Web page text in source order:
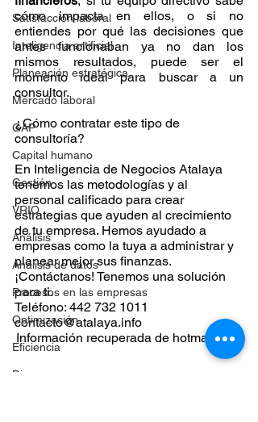
Satisfacción laboral
Inteligencia artificial
Planeación estratégica
Mercado laboral
GAP
Capital humano
Gestión
VRIO
Análisis
Análisis de datos
Procesos en las empresas
Optimización
Eficiencia
Diagramas
cómo impacta en ellos, o si no
entiendes por qué las decisiones que
antes funcionaban ya no dan los
mismos resultados, puede ser el
momento ideal para buscar a un
consultor.
¿Cómo contratar este tipo de
consultoría?
En Inteligencia de Negocios Atalaya
tenemos las metodologías y al
personal calificado para crear
estrategias que ayuden al crecimiento
de tu empresa. Hemos ayudado a
empresas como la tuya a administrar y
planear mejor sus finanzas.
¡Contáctanos! Tenemos una solución
para ti.
Teléfono: 442 732 1011
contacto@atalaya.info
Información recuperada de hotmart.com